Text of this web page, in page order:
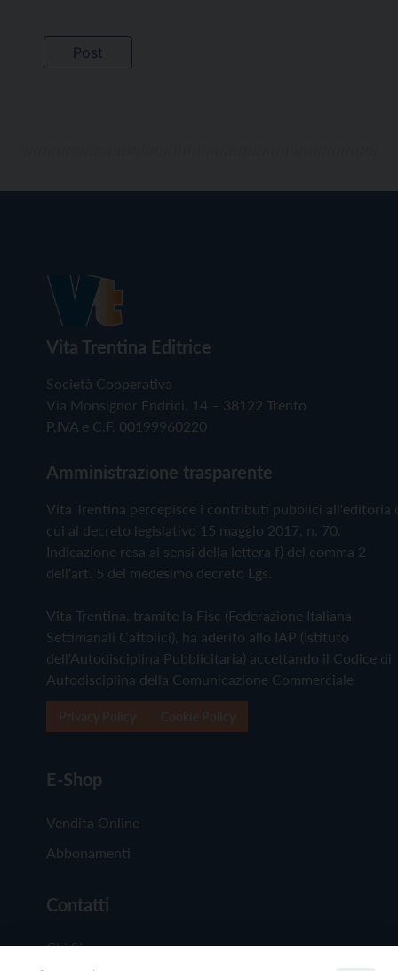
Vita Trentina Editrice
Società Cooperativa
Via Monsignor Endrici, 14 – 38122 Trento
P.IVA e C.F. 00199960220
Amministrazione trasparente
Vita Trentina percepisce i contributi pubblici all'editoria
cui al decreto legislativo 15 maggio 2017, n. 70.
Indicazione resa ai sensi della lettera f) del comma 2
dell'art. 5 del medesimo decreto Lgs.
Vita Trentina, tramite la Fisc (Federazione Italiana
Settimanali Cattolici), ha aderito allo IAP (Istituto
dell'Autodisciplina Pubblicitaria) accettando il Codice di
Autodisciplina della Comunicazione Commerciale
E-Shop
Vendita Online
Abbonamenti
Contatti
Chi Siamo